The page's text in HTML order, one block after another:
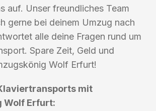
auf. Unser freundliches Team
gerne bei deinem Umzug nach
alle deine Fragen rund um
Spare Zeit, Geld und
Wolf Erfurt!
mit
Wolf Erfurt: